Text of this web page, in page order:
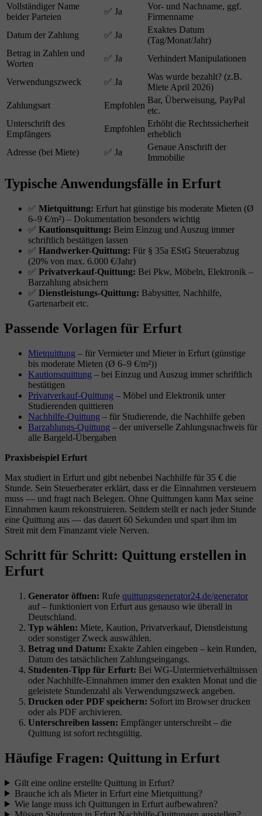
Vollständiger Name
beider Parteien
✅ Ja
Vor- und Nachname, ggf.
Firmenname
Datum der Zahlung
✅ Ja
Exaktes Datum
(Tag/Monat/Jahr)
Betrag in Zahlen und
Worten
✅ Ja Verhindert Manipulationen
Verwendungszweck ✅ Ja
Was wurde bezahlt? (z.B.
Miete April 2026)
Zahlungsart
Empfohlen
Bar, Überweisung, PayPal
etc.
Unterschrift des
Empfängers
Empfohlen
Erhöht die Rechtssicherheit
erheblich
Adresse (bei Miete)
✅ Ja
Genaue Anschrift der
Immobilie
Typische Anwendungsfälle in Erfurt
✅ Mietquittung: Erfurt hat günstige bis moderate Mieten (Ø
6–9 €/m²) – Dokumentation besonders wichtig
✅ Kautionsquittung: Beim Einzug und Auszug immer
schriftlich bestätigen lassen
✅ Handwerker-Quittung: Für § 35a EStG Steuerabzug
(20% von max. 6.000 €/Jahr)
✅ Privatverkauf-Quittung: Bei Pkw, Möbeln, Elektronik –
Barzahlung absichern
✅ Dienstleistungs-Quittung: Babysitter, Nachhilfe,
Gartenarbeit etc.
Passende Vorlagen für Erfurt
Mietquittung – für Vermieter und Mieter in Erfurt (günstige
bis moderate Mieten (Ø 6–9 €/m²))
Kautionsquittung – bei Einzug und Auszug immer schriftlich
bestätigen
Privatverkauf-Quittung – Möbel und Elektronik unter
Studierenden quittieren
Nachhilfe-Quittung – für Studierende, die Nachhilfe geben
Barzahlungs-Quittung – der universelle Zahlungsnachweis für
alle Bargeld-Übergaben
Praxisbeispiel Erfurt
Max studiert in Erfurt und gibt nebenbei Nachhilfe für 35 € die
Stunde. Sein Steuerberater erklärt, dass er die Einnahmen versteuern
muss — und fragt nach Belegen. Ohne Quittungen kann Max seine
Einnahmen kaum rekonstruieren. Seitdem stellt er nach jeder Stunde
eine Quittung aus — das dauert 60 Sekunden und spart ihm im
Streit mit dem Finanzamt viele Nerven.
Schritt für Schritt: Quittung erstellen in
Erfurt
Generator öffnen: Rufe quittungsgenerator24.de/generator
auf – funktioniert von Erfurt aus genauso wie überall in
Deutschland.
Typ wählen: Miete, Kaution, Privatverkauf, Dienstleistung
oder sonstiger Zweck auswählen.
Betrag und Datum: Exakte Zahlen eingeben – kein Runden,
Datum des tatsächlichen Zahlungseingangs.
Studenten-Tipp für Erfurt: Bei WG-Untermietverhältnissen
oder Nachhilfe-Einnahmen immer den exakten Monat und die
geleistete Stundenzahl als Verwendungszweck angeben.
Drucken oder PDF speichern: Sofort im Browser drucken
oder als PDF archivieren.
Unterschreiben lassen: Empfänger unterschreibt – die
Quittung ist sofort rechtsgültig.
Häufige Fragen: Quittung in Erfurt
Gilt eine online erstellte Quittung in Erfurt?
Brauche ich als Mieter in Erfurt eine Mietquittung?
Wie lange muss ich Quittungen in Erfurt aufbewahren?